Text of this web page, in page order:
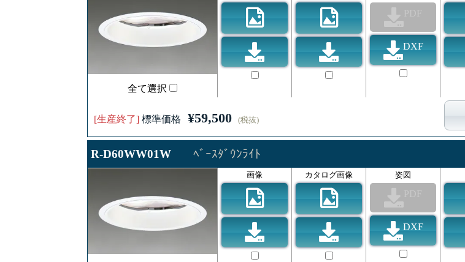
全て選択
PDF
DXF
[生産終了] 標準価格 ¥59,500 (税抜)
R-D60WW01W ﾍﾞｰｽﾀﾞｳﾝﾗｲﾄ
画像 カタログ画像 姿図
PDF
DXF